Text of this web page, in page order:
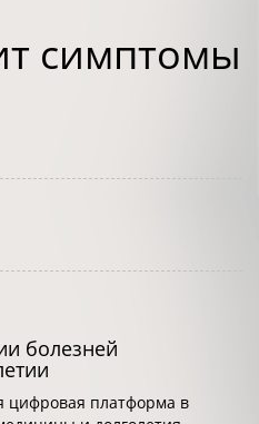
симптомы
болезней
цифровая платформа в